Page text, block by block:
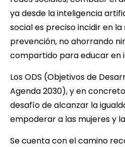
ya desde la inteligencia
social es preciso incidir en la
prevención, no ahorrando
compartido para educar en
Los ODS (Objetivos de
Agenda 2030), y en
desafío de alcanzar la
empoderar a las mujeres y
Se cuenta con el camino